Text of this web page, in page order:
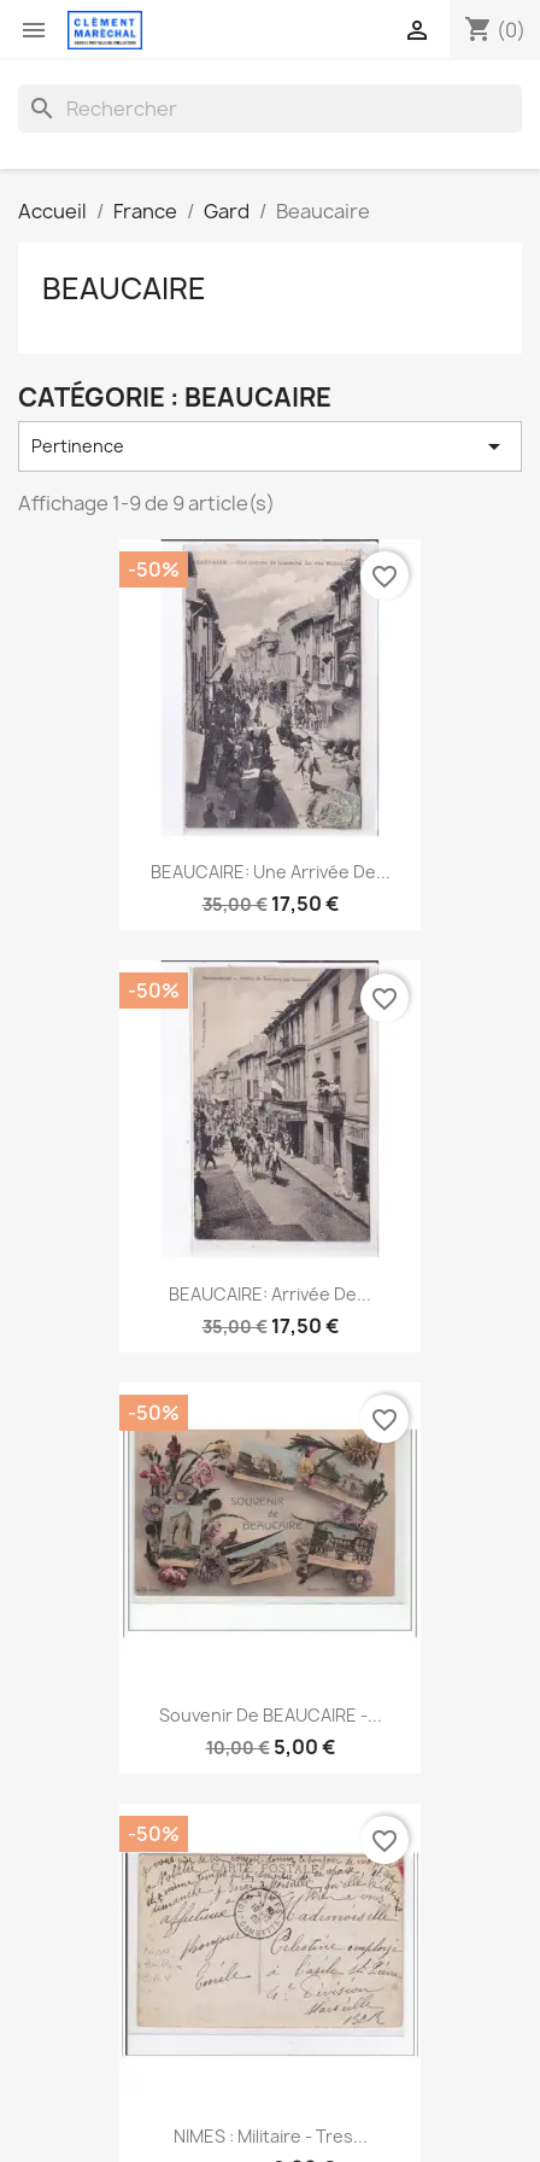
 shopping_cart (0)

search
Accueil France Gard Beaucaire
BEAUCAIRE
CATÉGORIE : BEAUCAIRE
Pertinence 
Affichage 1-9 de 9 article(s)
BEAUCAIRE: Une Arrivée De...
35,00 € 17,50 €
-50% favorite_border
BEAUCAIRE: Arrivée De...
35,00 € 17,50 €
-50% favorite_border
Souvenir De BEAUCAIRE -...
10,00 € 5,00 €
-50% favorite_border
NIMES : Militaire - Tres...
-50% favorite_border